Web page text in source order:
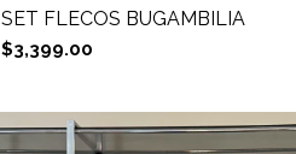
SET FLECOS BUGAMBILIA
$3,399.00